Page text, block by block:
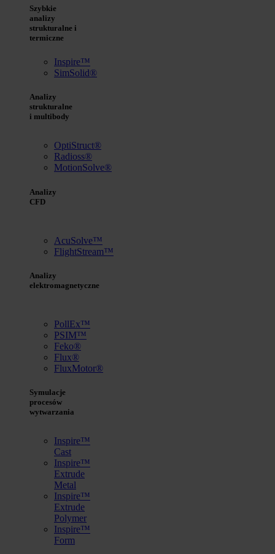
Szybkie
analizy
strukturalne i
termiczne
Inspire™
SimSolid®
Analizy
strukturalne
i multibody
OptiStruct®
Radioss®
MotionSolve®
Analizy
CFD
AcuSolve™
FlightStream™
Analizy
elektromagnetyczne
PollEx™
PSIM™
Feko®
Flux®
FluxMotor®
Symulacje
procesów
wytwarzania
Inspire™
Cast
Inspire™
Extrude
Metal
Inspire™
Extrude
Polymer
Inspire™
Form